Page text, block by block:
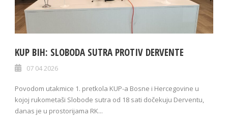
KUP BIH: SLOBODA SUTRA PROTIV DERVENTE
07 04 2026
Povodom utakmice 1. pretkola KUP-a Bosne i Hercegovine u
kojoj rukometaši Slobode sutra od 18 sati dočekuju Derventu,
danas je u prostorijama RK...